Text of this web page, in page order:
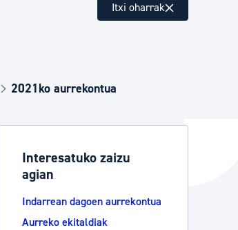
Itxi oharrak
2021ko aurrekontua
Interesatuko zaizu
agian
Indarrean dagoen aurrekontua
Aurreko ekitaldiak